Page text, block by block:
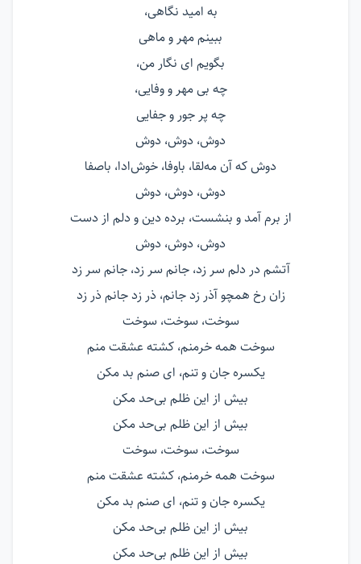
به امید نگاهی،
ببینم مهر و ماهی
بگویم ای نگار من،
چه بی مهر و وفایی،
چه پر جور و جفایی
دوش، دوش، دوش
دوش که آن مه‌لقا، باوفا، خوش‌ادا، باصفا
دوش، دوش، دوش
از برم آمد و بنشست، برده دین و دلم از دست
دوش، دوش، دوش
آتشم در دلم سر زد، جانم سر زد، جانم سر زد
زان رخ همچو آذر زد جانم، ذر زد جانم ذر زد
سوخت، سوخت، سوخت
سوخت همه خرمنم، کشته عشقت منم
یکسره جان و تنم، ای صنم بد مکن
بیش از این ظلم بی‌حد مکن
بیش از این ظلم بی‌حد مکن
سوخت، سوخت، سوخت
سوخت همه خرمنم، کشته عشقت منم
یکسره جان و تنم، ای صنم بد مکن
بیش از این ظلم بی‌حد مکن
بیش از این ظلم بی‌حد مکن